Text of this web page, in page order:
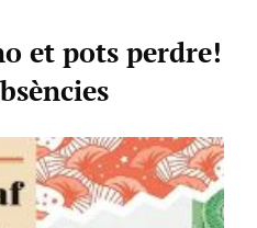
et pots perdre!